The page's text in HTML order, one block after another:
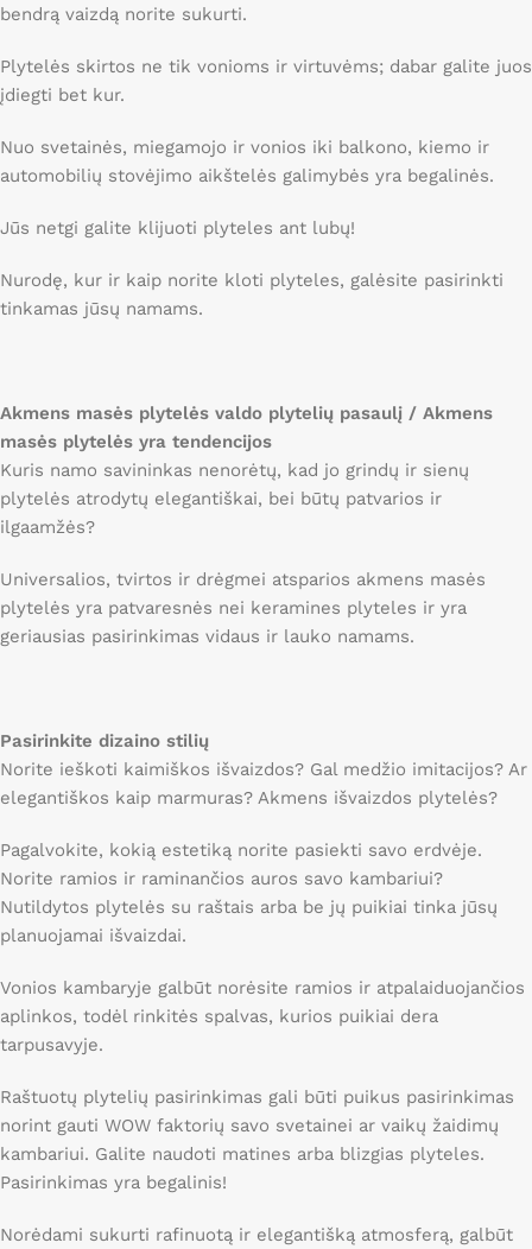
bendrą vaizdą norite sukurti.
Plytelės skirtos ne tik vonioms ir virtuvėms; dabar galite juos
įdiegti bet kur.
Nuo svetainės, miegamojo ir vonios iki balkono, kiemo ir
automobilių stovėjimo aikštelės galimybės yra begalinės.
Jūs netgi galite klijuoti plyteles ant lubų!
Nurodę, kur ir kaip norite kloti plyteles, galėsite pasirinkti
tinkamas jūsų namams.
Akmens masės plytelės valdo plytelių pasaulį / Akmens
masės plytelės yra tendencijos
Kuris namo savininkas nenorėtų, kad jo grindų ir sienų
plytelės atrodytų elegantiškai, bei būtų patvarios ir
ilgaamžės?
Universalios, tvirtos ir drėgmei atsparios akmens masės
plytelės yra patvaresnės nei keramines plyteles ir yra
geriausias pasirinkimas vidaus ir lauko namams.
Pasirinkite dizaino stilių
Norite ieškoti kaimiškos išvaizdos? Gal medžio imitacijos? Ar
elegantiškos kaip marmuras? Akmens išvaizdos plytelės?
Pagalvokite, kokią estetiką norite pasiekti savo erdvėje.
Norite ramios ir raminančios auros savo kambariui?
Nutildytos plytelės su raštais arba be jų puikiai tinka jūsų
planuojamai išvaizdai.
Vonios kambaryje galbūt norėsite ramios ir atpalaiduojančios
aplinkos, todėl rinkitės spalvas, kurios puikiai dera
tarpusavyje.
Raštuotų plytelių pasirinkimas gali būti puikus pasirinkimas
norint gauti WOW faktorių savo svetainei ar vaikų žaidimų
kambariui. Galite naudoti matines arba blizgias plyteles.
Pasirinkimas yra begalinis!
Norėdami sukurti rafinuotą ir elegantišką atmosferą, galbūt